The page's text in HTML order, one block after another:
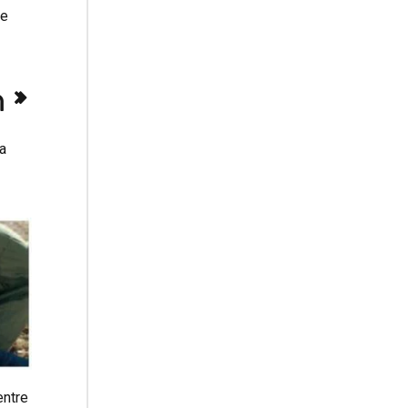
»